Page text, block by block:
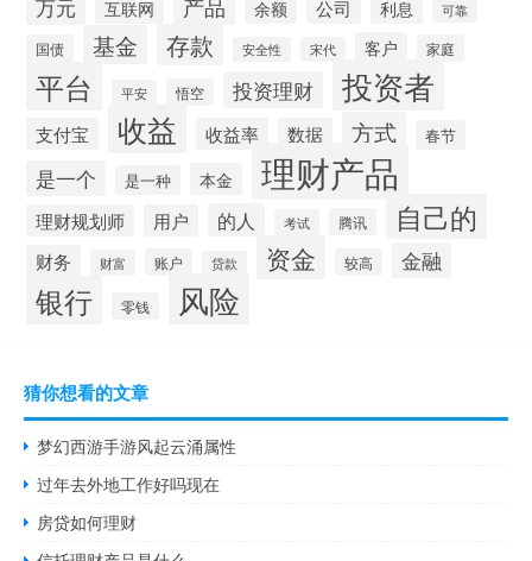
万元 互联网 产品 余额 公司 利息 可靠
国债 基金 存款 安全性 宋代 客户 家庭
平台 平安 悟空 投资理财 投资者
支付宝 收益 收益率 数据 方式 春节
是一个 是一种 本金 理财产品
理财规划师 用户 的人 考试 腾讯 自己的
财务 财富 账户 贷款 资金 较高 金融
银行 零钱 风险
猜你想看的文章
梦幻西游手游风起云涌属性
过年去外地工作好吗现在
房贷如何理财